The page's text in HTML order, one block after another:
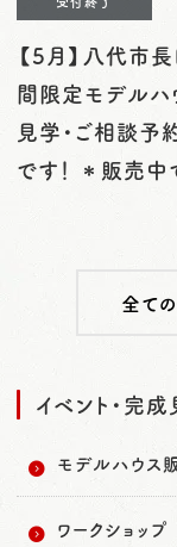
【5月】八代市
間限定モデルハ
見学・ご相談予
です！ ＊販売中
全て
イベント・完
モデルハウス
ワークショップ